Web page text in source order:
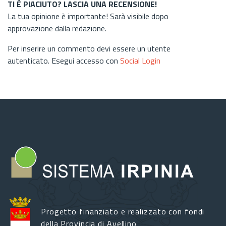
TI È PIACIUTO? LASCIA UNA RECENSIONE!
La tua opinione è importante! Sarà visibile dopo
approvazione dalla redazione.
Per inserire un commento devi essere un utente
autenticato. Esegui accesso con Social Login
Progetto finanziato e realizzato con fondi
della Provincia di Avellino